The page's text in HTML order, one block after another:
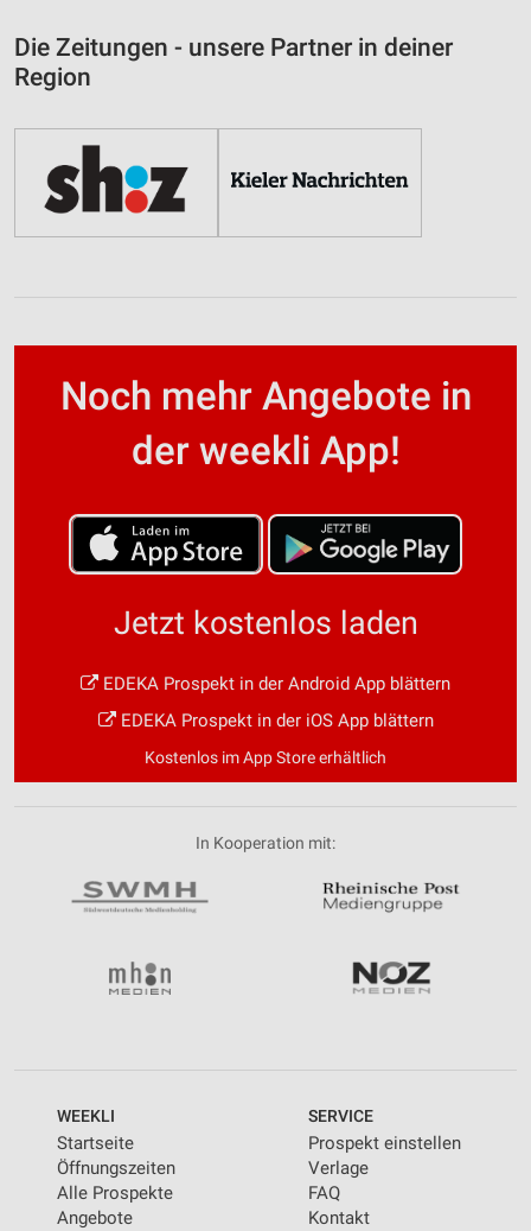
Die Zeitungen - unsere Partner in deiner
Region
Noch mehr Angebote in
der weekli App!
Jetzt kostenlos laden
EDEKA Prospekt in der Android App blättern
EDEKA Prospekt in der iOS App blättern
Kostenlos im App Store erhältlich
In Kooperation mit:
WEEKLI
Startseite
Öffnungszeiten
Alle Prospekte
Angebote
SERVICE
Prospekt einstellen
Verlage
FAQ
Kontakt